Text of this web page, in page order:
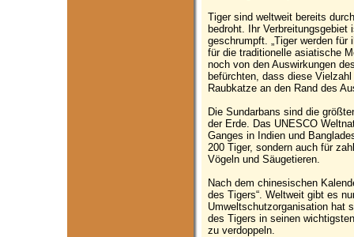
Tiger sind weltweit bereits
bedroht. Ihr
geschrumpft. „Tiger werden
für die traditionelle asiatische
noch von den Auswirkungen
befürchten, dass diese
Raubkatze an den Rand des
Die Sundarbans sind die
der Erde. Das UNESCO
Ganges in Indien und
200 Tiger, sondern auch für
Vögeln und Säugetieren.
Nach dem chinesischen
des Tigers“. Weltweit gibt es
Umweltschutzorganisation hat
des Tigers in seinen
zu verdoppeln.